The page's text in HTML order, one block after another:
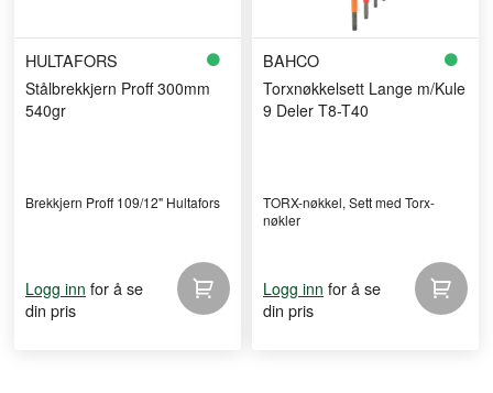
HULTAFORS
Stålbrekkjern Proff 300mm
540gr
Brekkjern Proff 109/12" Hultafors
Logg inn for å se
din pris
BAHCO
Torxnøkkelsett Lange m/Kule
9 Deler T8-T40
TORX-nøkkel, Sett med Torx-
nøkler
Logg inn for å se
din pris